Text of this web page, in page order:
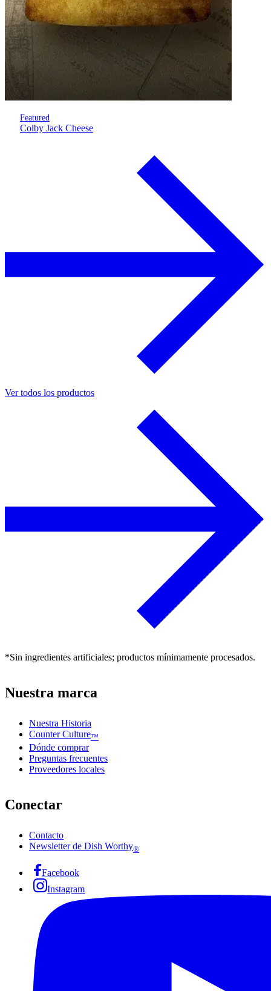
Featured
Colby Jack Cheese
Ver todos los productos
*Sin ingredientes artificiales; productos mínimamente procesados.
Nuestra marca
Nuestra Historia
Counter Culture™
Dónde comprar
Preguntas frecuentes
Proveedores locales
Conectar
Contacto
Newsletter de Dish Worthy®
Facebook
Instagram